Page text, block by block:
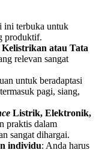
ini terbuka untuk
produktif.
atau Tata
relevan sangat
untuk beradaptasi
pagi, siang,
Listrik, Elektronik,
praktis dalam
sangat dihargai.
individu: Anda harus